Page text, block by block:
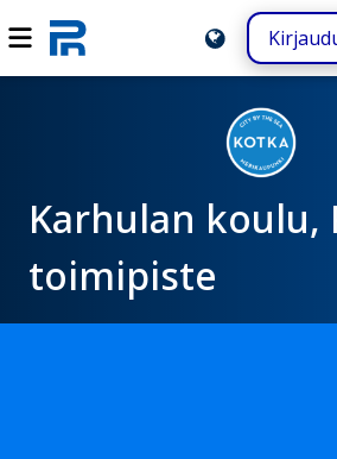
Karhulan koulu,
toimipiste